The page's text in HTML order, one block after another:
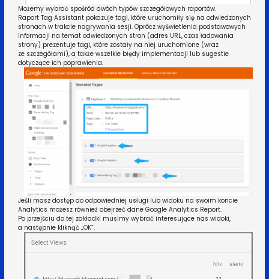
Możemy wybrać spośród dwóch typów szczegółowych raportów.
Raport Tag Assistant pokazuje tagi, które uruchomiły się na odwiedzonych
stronach w trakcie nagrywania sesji. Oprócz wyświetlenia podstawowych
informacji na temat odwiedzonych stron (adres URL, czas ładowania
strony) prezentuje tagi, które zostały na niej uruchomione (wraz
ze szczegółami), a także wszelkie błędy implementacji lub sugestie
dotyczące ich poprawienia.
Jeśli masz dostęp do odpowiedniej usługi lub widoku na swoim koncie
Analytics możesz również obejrzeć dane Google Analytics Report.
Po przejściu do tej zakładki musimy wybrać interesujące nas widoki,
a następnie kliknąć „OK”.